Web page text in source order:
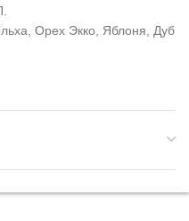
Орех Экко, Яблоня, Дуб